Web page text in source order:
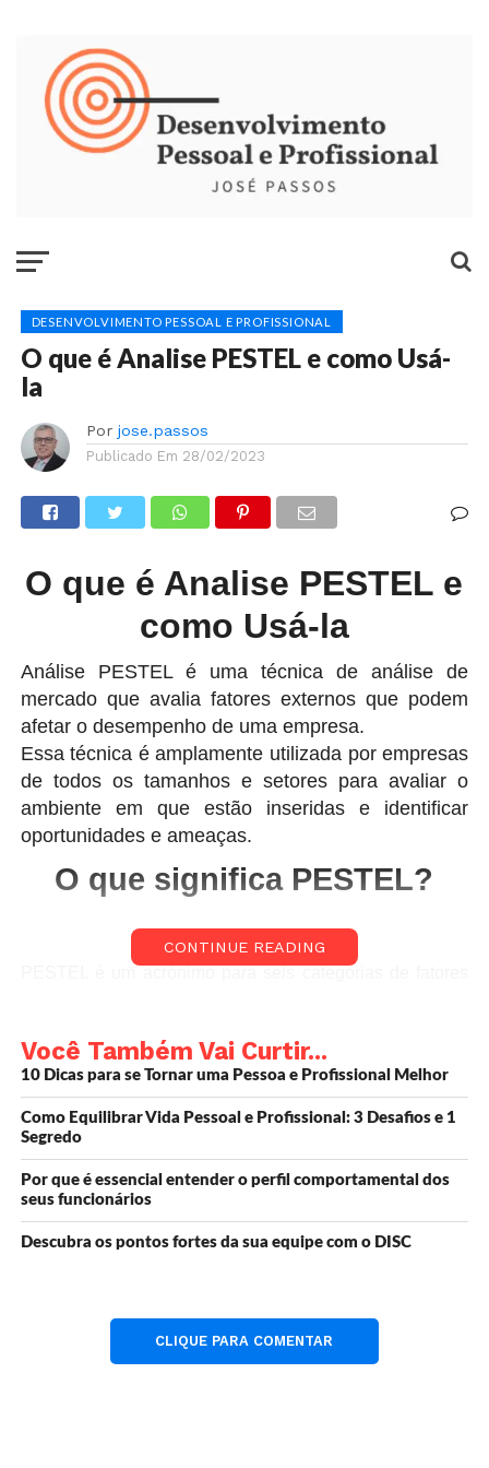
DESENVOLVIMENTO PESSOAL E PROFISSIONAL
O que é Analise PESTEL e como Usá-
la
Por jose.passos
Publicado Em 28/02/2023
O que é Analise PESTEL e
como Usá-la
Análise PESTEL é uma técnica de análise de
mercado que avalia fatores externos que podem
afetar o desempenho de uma empresa.
Essa técnica é amplamente utilizada por empresas
de todos os tamanhos e setores para avaliar o
ambiente em que estão inseridas e identificar
oportunidades e ameaças.
O que significa PESTEL?
Políticos: avalia o impacto de leis,
regulamentações e políticas governamentais
no mercado em que a empresa está
inserida.
Econômicos: avalia a situação econômica
geral, incluindo fatores como inflação, taxa
de juros, desemprego e renda disponível.
mercado da empresa.
Tecnológicos: avalia as inovações
CONTINUE READING
Você Também Vai Curtir...
10 Dicas para se Tornar uma Pessoa e Profissional Melhor
Como Equilibrar Vida Pessoal e Profissional: 3 Desafios e 1
Segredo
Por que é essencial entender o perfil comportamental dos
seus funcionários
Descubra os pontos fortes da sua equipe com o DISC
CLIQUE PARA COMENTAR